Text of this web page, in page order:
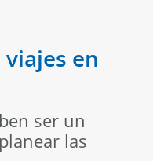
en
ser un
las